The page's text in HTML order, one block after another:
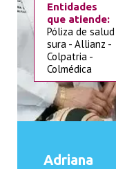
Entidades
que atiende:
Póliza de salud
sura - Allianz -
Colpatria -
Colmédica
Adriana